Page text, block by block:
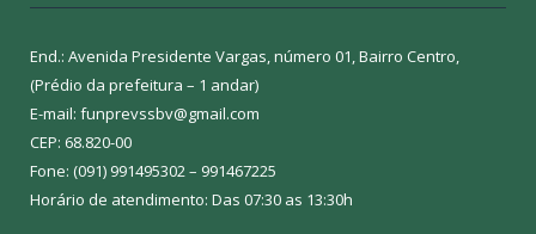
End.: Avenida Presidente Vargas, número 01, Bairro Centro,
(Prédio da prefeitura – 1 andar)
E-mail: funprevssbv@gmail.com
CEP: 68.820-00
Fone: (091) 991495302 – 991467225
Horário de atendimento: Das 07:30 as 13:30h